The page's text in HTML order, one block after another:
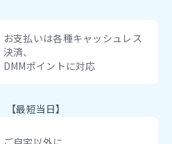
お支払いは各種キャッシュレス
決済、
DMMポイントに対応
【最短当日】